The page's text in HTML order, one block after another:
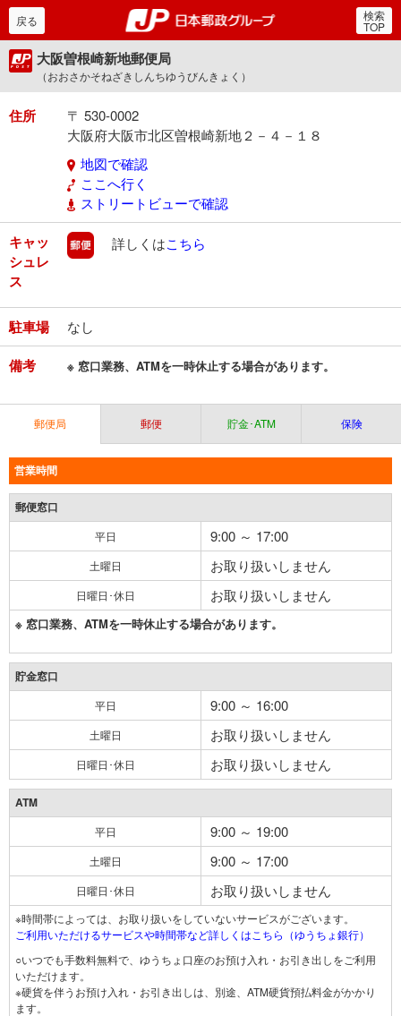
郵便局・日本郵政グルー
戻る 検索
TOP
大阪曽根崎新地郵便局
（おおさかそねざきしんちゆうびんきょく）
住所
〒 530-0002
大阪府大阪市北区曽根崎新地２－４－１８
地図で確認
ここへ行く
ストリートビューで確認
キャッ
シュレ
ス
郵便
詳しくはこちら
駐車場 なし
備考 ※ 窓口業務、ATMを一時休止する場合があります。
郵便局 郵便 貯金･ATM 保険
営業時間
郵便窓口
平日 9:00 ～ 17:00
土曜日 お取り扱いしません
日曜日･休日 お取り扱いしません
※ 窓口業務、ATMを一時休止する場合があります。
貯金窓口
平日 9:00 ～ 16:00
土曜日 お取り扱いしません
日曜日･休日 お取り扱いしません
ATM
平日 9:00 ～ 19:00
土曜日 9:00 ～ 17:00
日曜日･休日 お取り扱いしません
※時間帯によっては、お取り扱いをしていないサービスがございます。
ご利用いただけるサービスや時間帯など詳しくはこちら（ゆうちょ銀行）
○いつでも手数料無料で、ゆうちょ口座のお預け入れ・お引き出しをご利用
いただけます。
※硬貨を伴うお預け入れ・お引き出しは、別途、ATM硬貨預払料金がかかり
ます。